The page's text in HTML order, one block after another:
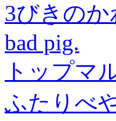
3びきのか
bad pig.
トップマ
ふたりべ